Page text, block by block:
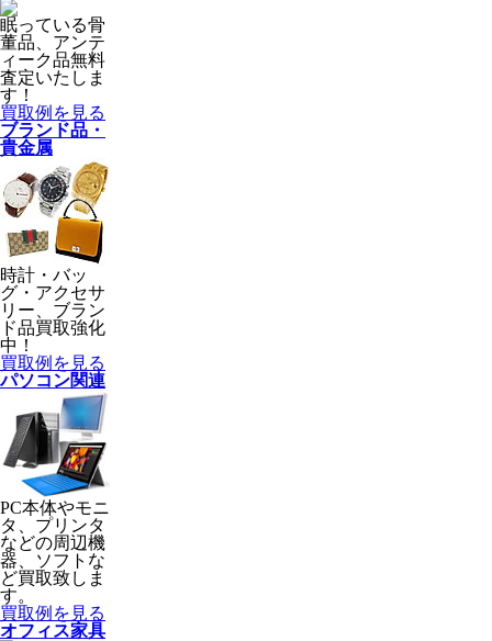
眠っている骨
董品、アンテ
ィーク品無料
査定いたしま
す！
買取例を見る
ブランド品・
貴金属
時計・バッ
グ・アクセサ
リー、ブラン
ド品買取強化
中！
買取例を見る
パソコン関連
PC本体やモニ
タ、プリンタ
などの周辺機
器、ソフトな
ど買取致しま
す。
買取例を見る
オフィス家具